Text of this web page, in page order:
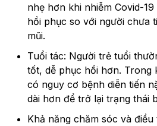
nhẹ hơn khi nhiễm Covid-
hồi phục so với người chưa
mũi.
Tuổi tác: Người trẻ tuổi
tốt, dễ phục hồi hơn. Trong
có nguy cơ bệnh diễn tiến
dài hơn để trở lại trạng thái
Khả năng chăm sóc và